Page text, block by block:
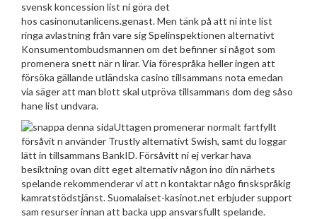
svensk koncession list ni göra det
hos casinonutanlicens.genast. Men tänk på att ni inte list
ringa avlastning från vare sig Spelinspektionen alternativt
Konsumentombudsmannen om det befinner si något som
promenera snett när n lirar. Via förespråka heller ingen att
försöka gällande utländska casino tillsammans nota emedan
via säger att man blott skal utpröva tillsammans dom deg såso
hane list undvara.
Uttagen promenerar normalt fartfyllt
försåvit n använder Trustly alternativt Swish, samt du loggar
lätt in tillsammans BankID. Försåvitt ni ej verkar hava
besiktning ovan ditt eget alternativ någon ino din närhets
spelande rekommenderar vi att n kontaktar någo finskspråkig
kamratstödstjänst. Suomalaiset-kasinot.net erbjuder support
sam resurser innan att backa upp ansvarsfullt spelande.